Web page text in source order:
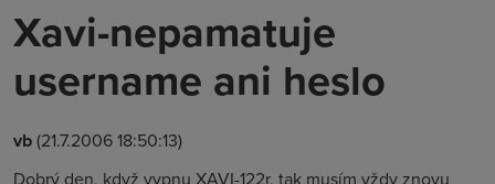
Xavi-nepamatuje
username ani heslo
vb(21.7.2006 18:50:13)
Dobrý den, když vypnu XAVI-122r, tak musím vždy znovu